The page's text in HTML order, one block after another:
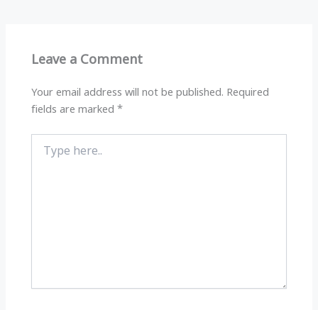
s
p
g
m o
k
Leave a Comment
Your email address will not be published. Required
fields are marked*
here..